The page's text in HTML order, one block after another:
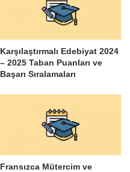
Karşılaştırmalı Edebiyat 2024
– 2025 Taban Puanları ve
Başarı Sıralamaları
Fransızca Mütercim ve